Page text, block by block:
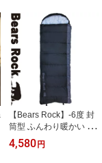
丸洗い 4シーズン ワイド
サイズ トラック用 布団
シュラフ -15度 冬用 仮眠
寝相 寝返り ゆったり 普
段使い 室内 防災 自宅 家
の中 家で -15℃ 車中泊
【Bears Rock】-6度 封
筒型 ふんわり暖かい 3.5
シーズン 洗える 寝袋 ふ
わ暖 キャンプ 防災 ツー
4,580円